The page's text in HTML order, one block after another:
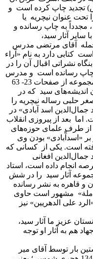
سال 1347 هجری قمری ( 1307 ش) تجدید چاپ کرده است و
تحت عنوان نیچریه یا
هجری شمسی ، مجدداً به چاپ رسانده و
سایر آثار سید،
آقای مرتضی مدرس
کتابی دارد به نام «آراء
نشراتی اقبال آن را در
به چاپ رسانده است و مدرس
چهاردهی رسالهء نیچریه سید را در آن مجموعه از صفحات 23- 63
اندیشه‌های سید که در
حلبی رساله نیچریه را
اسد آبادی» در
اما بعد از پیروزی انقلاب
از طرف علمای حوزه‌های
«اسدآّبادی» بودن وی
است. یکی از کسانی که
جمال‌الدین افغانی
انجام داده است، استاد
آثار سید را در شش
در تهران و قاهره به نشر رسانده
مشهور است حاوی
علی الدهریین» نیز
عزیز ما آثار سید،
هم به آثار او توجه
بار توسط آقای میر